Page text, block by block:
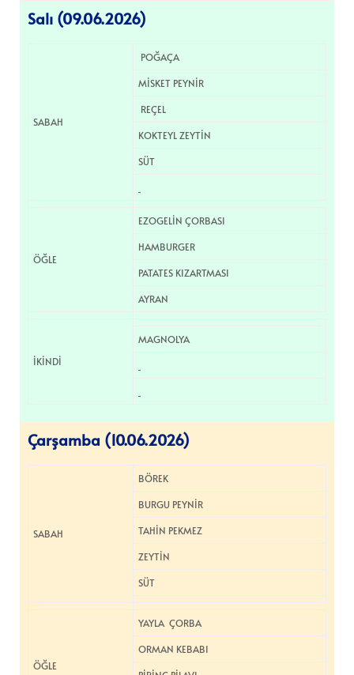
Salı (09.06.2026)
SABAH
POĞAÇA
MİSKET PEYNİR
REÇEL
KOKTEYL ZEYTİN
SÜT
ÖĞLE
EZOGELİN ÇORBASI
HAMBURGER
PATATES KIZARTMASI
AYRAN
İKİNDİ
MAGNOLYA
Çarşamba (10.06.2026)
SABAH
BÖREK
BURGU PEYNİR
TAHİN PEKMEZ
ZEYTİN
SÜT
ÖĞLE
YAYLA ÇORBA
ORMAN KEBABI